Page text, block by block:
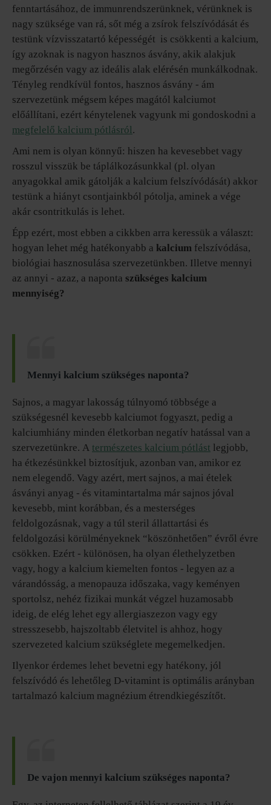
fenntartásához, de immunrendszerünknek, vérünknek is
nagy szüksége van rá, sőt még a zsírok felszívódását és
testünk vízvisszatartó képességét is csökkenti a kalcium,
így azoknak is nagyon hasznos ásvány, akik alakjuk
megőrzésén vagy az ideális alak elérésén munkálkodnak.
Tényleg rendkívül fontos, hasznos ásvány - ám
szervezetünk mégsem képes magától kalciumot
előállítani, ezért kénytelenek vagyunk mi gondoskodni a
megfelelő kalcium pótlásról.
Ami nem is olyan könnyű: hiszen ha kevesebbet vagy
rosszul visszük be táplálkozásunkkal (pl. olyan
anyagokkal amik gátolják a kalcium felszívódását) akkor
testünk a hiányt csontjainkból pótolja, aminek a vége
akár csontritkulás is lehet.
Épp ezért, most ebben a cikkben arra keressük a választ:
hogyan lehet még hatékonyabb a kalcium felszívódása,
biológiai hasznosulása szervezetünkben. Illetve mennyi
az annyi - azaz, a naponta szükséges kalcium
mennyiség?
Mennyi kalcium szükséges naponta?
Sajnos, a magyar lakosság túlnyomó többsége a
szükségesnél kevesebb kalciumot fogyaszt, pedig a
kalciumhiány minden életkorban negatív hatással van a
szervezetünkre. A természetes kalcium pótlást legjobb,
ha étkezésünkkel biztosítjuk, azonban van, amikor ez
nem elegendő. Vagy azért, mert sajnos, a mai ételek
ásványi anyag - és vitamintartalma már sajnos jóval
kevesebb, mint korábban, és a mesterséges
feldolgozásnak, vagy a túl steril állattartási és
feldolgozási körülményeknek “köszönhetően” évről évre
csökken. Ezért - különösen, ha olyan élethelyzetben
vagy, hogy a kalcium kiemelten fontos - legyen az a
várandósság, a menopauza időszaka, vagy keményen
sportolsz, nehéz fizikai munkát végzel huzamosabb
ideig, de elég lehet egy allergiaszezon vagy egy
stresszesebb, hajszoltabb életvitel is ahhoz, hogy
szervezeted kalcium szükséglete megemelkedjen.
Ilyenkor érdemes lehet bevetni egy hatékony, jól
felszívódó és lehetőleg D-vitamint is optimális arányban
tartalmazó kalcium magnézium étrendkiegészítőt.
De vajon mennyi kalcium szükséges naponta?